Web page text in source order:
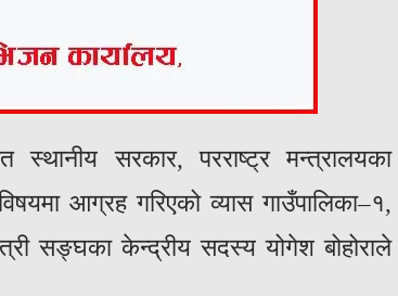
स्थानीय सरकार, परराष्ट्र मन्त्रालयका
आग्रह गरिएको व्यास गाउँपालिका–१,
सङ्घका केन्द्रीय सदस्य योगेश बोहोराले